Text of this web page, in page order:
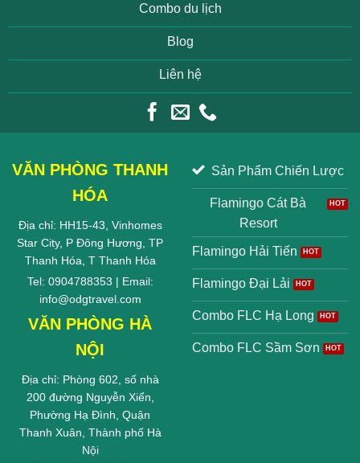
Combo du lịch
Blog
Liên hệ
VĂN PHÒNG THANH
HÓA
Địa chỉ: HH15-43, Vinhomes
Star City, P Đông Hương, TP
Thanh Hóa, T Thanh Hóa
Tel: 0904788353 | Email:
info@odgtravel.com
VĂN PHÒNG HÀ
NỘI
Địa chỉ: Phòng 602, số nhà
200 đường Nguyễn Xiển,
Phường Hạ Đình, Quận
Thanh Xuân, Thành phố Hà
Nội
Sản Phẩm Chiến Lược
Flamingo Cát Bà
Resort
Flamingo Hải Tiến
Flamingo Đại Lải
Combo FLC Hạ Long
Combo FLC Sầm Sơn